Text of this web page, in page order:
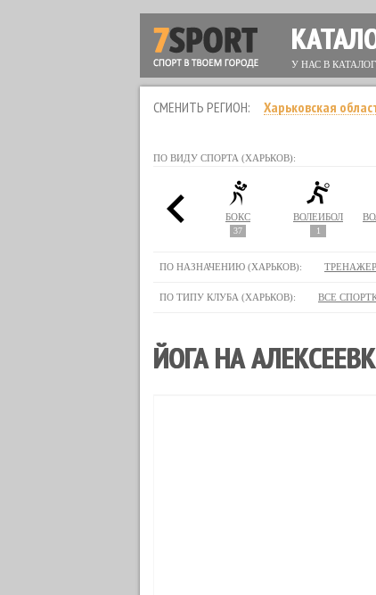
У НАС В
СМЕНИТЬ РЕГИОН: Харьковская
ПО ВИДУ СПОРТА (ХАРЬКОВ):
БИЛЬЯРД БОКС
37
ВОЛЕЙБОЛ
1
ПО НАЗНАЧЕНИЮ (ХАРЬКОВ):
ПО ТИПУ КЛУБА (ХАРЬКОВ): ВСЕ
ЙОГА НА